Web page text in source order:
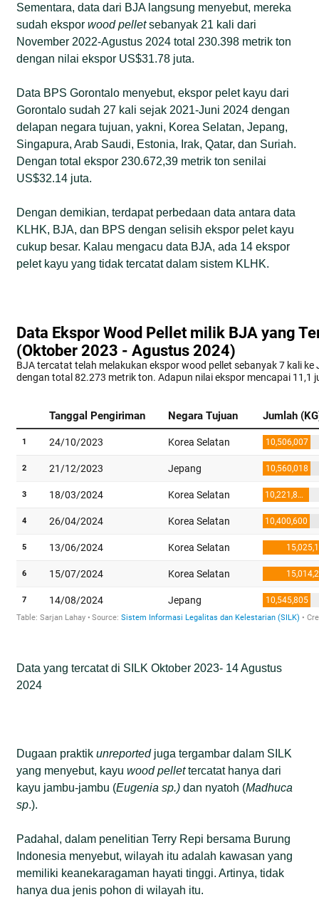
Sementara, data dari BJA langsung menyebut, mereka
sudah eksporwood pelletsebanyak 21 kali dari
November 2022-Agustus 2024 total 230.398 metrik ton
dengan nilai ekspor US$31.78 juta.
Data BPS Gorontalo menyebut, ekspor pelet kayu dari
Gorontalo sudah 27 kali sejak 2021-Juni 2024 dengan
delapan negara tujuan, yakni, Korea Selatan, Jepang,
Singapura, Arab Saudi, Estonia, Irak, Qatar, dan Suriah.
Dengan total ekspor 230.672,39 metrik ton senilai
US$32.14 juta.
Dengan demikian, terdapat perbedaan data antara data
KLHK, BJA, dan BPS dengan selisih ekspor pelet kayu
cukup besar. Kalau mengacu data BJA, ada 14 ekspor
pelet kayu yang tidak tercatat dalam sistem KLHK.
Data yang tercatat di SILK Oktober 2023- 14 Agustus
2024
Dugaan praktikunreported juga tergambar dalam SILK
yang menyebut, kayuwood pellettercatat hanya dari
kayu jambu-jambu (Eugenia sp.) dan nyatoh (Madhuca
sp.).
Padahal, dalam penelitian Terry Repi bersama Burung
Indonesia menyebut, wilayah itu adalah kawasan yang
memiliki keanekaragaman hayati tinggi. Artinya, tidak
hanya dua jenis pohon di wilayah itu.